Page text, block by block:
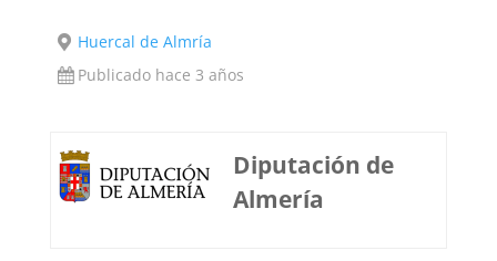
Huercal de Almría
Publicado hace 3 años
Diputación de
Almería